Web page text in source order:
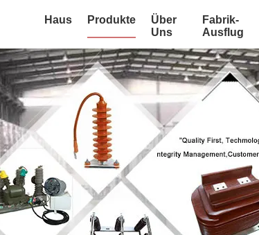
Haus Produkte
Über
Uns
Fabrik-
Ausflug